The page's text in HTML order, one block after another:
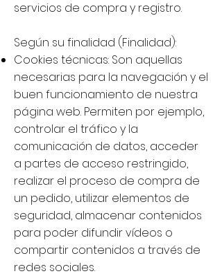
servicios de compra y registro.
Según su finalidad (Finalidad):
Cookies técnicas: Son aquellas
necesarias para la navegación y el
buen funcionamiento de nuestra
página web. Permiten por ejemplo,
controlar el tráfico y la
comunicación de datos, acceder
a partes de acceso restringido,
realizar el proceso de compra de
un pedido, utilizar elementos de
seguridad, almacenar contenidos
para poder difundir vídeos o
compartir contenidos a través de
redes sociales.